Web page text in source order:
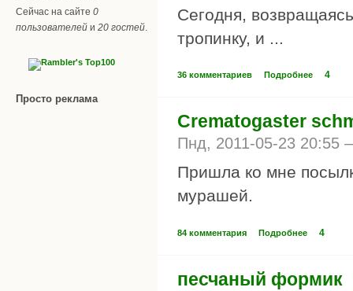
Сейчас на сайте 0
пользователей и 20 гостей
Просто реклама
Сегодня,
тропинку, и ...
36 комментариев Подробнее 4
Crematogaster
Пнд, 2011-05-23
Пришла ко мне
мурашей.
84 комментария Подробнее 4
песчаный формик